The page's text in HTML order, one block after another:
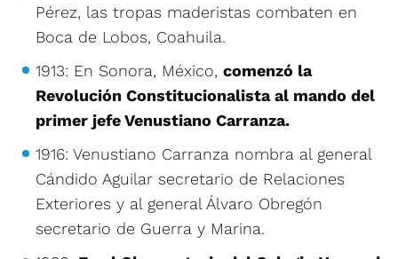
Pérez, las tropas maderistas combaten en
Boca de Lobos, Coahuila.
1913: En Sonora, México, comenzó la
Revolución Constitucionalista al mando del
primer jefe Venustiano Carranza.
1916: Venustiano Carranza nombra al general
Cándido Aguilar secretario de Relaciones
Exteriores y al general Álvaro Obregón
secretario de Guerra y Marina.